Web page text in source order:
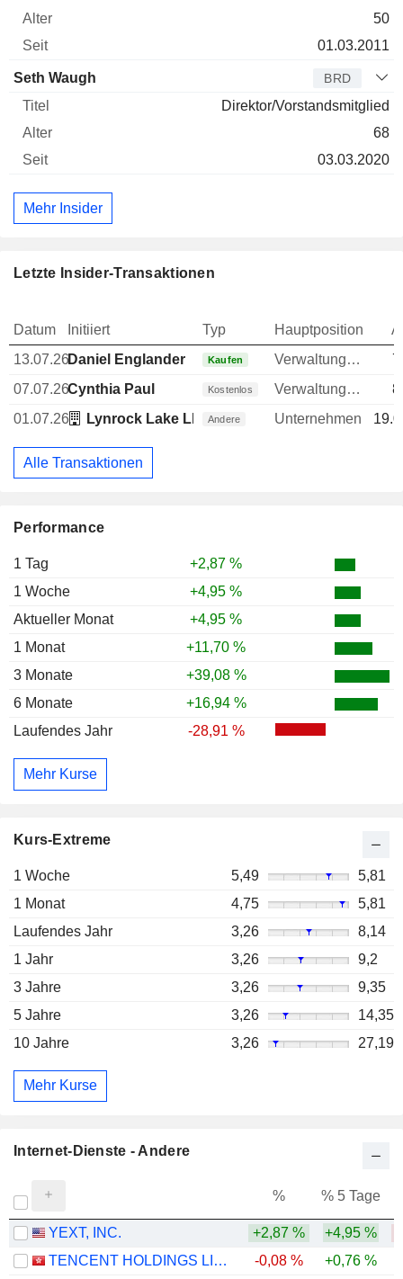
Performance
1 Tag
+2,87 %
1 Woche
+4,95 %
Aktueller Monat
+4,95 %
1 Monat
+11,70 %
3 Monate
+39,08 %
6 Monate
+16,94 %
Laufendes Jahr
-28,91 %
Mehr Kurse
Kurs-Extreme
1 Woche 5,49
5,81
1 Monat
4,75
5,81
Laufendes Jahr
3,26
8,14
1 Jahr
3,26
9,2
3 Jahre
3,26
9,35
5 Jahre
3,26
14,35
10 Jahre
3,26 27,19
Mehr Kurse
50
01.03.2011
Seth Waugh BRD
Direktor/Vorstandsmitglied
68
03.03.2020
Mehr Insider
Letzte Insider-Transaktionen
Datum Initiiert Typ Hauptposition
13.07.26Daniel Englander Kaufen Verwaltungsratsmitglied
07.07.26Cynthia Paul Kostenlos Verwaltungsratsmitglied
01.07.26
Lynrock Lake LP Andere Unternehmen
Alle Transaktionen
Internet-Dienste - Andere
% % 5 Tage
YEXT, INC. +2,87 % +4,95 %
TENCENT HOLDINGS LIMITED
-0,08 % +0,76 %